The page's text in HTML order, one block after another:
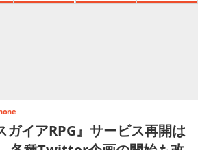
ガイアRPG』サービス再開は